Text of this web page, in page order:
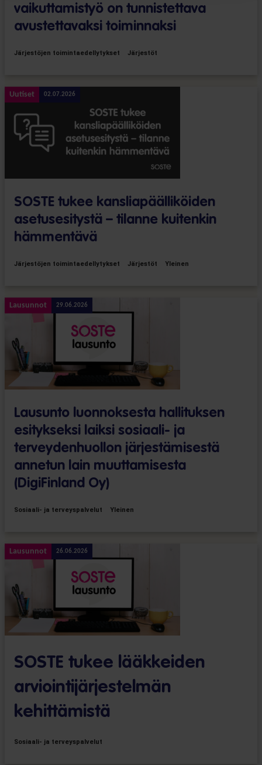
vaikuttamistyö on tunnistettava
avustettavaksi toiminnaksi
Järjestöjen toimintaedellytykset Järjestöt
Uutiset 02.07.2026
SOSTE tukee kansliapäälliköiden
asetusesitystä – tilanne kuitenkin
hämmentävä
Järjestöjen toimintaedellytykset Järjestöt Yleinen
Lausunnot 29.06.2026
Lausunto luonnoksesta hallituksen
esitykseksi laiksi sosiaali- ja
terveydenhuollon järjestämisestä
annetun lain muuttamisesta
(DigiFinland Oy)
Sosiaali- ja terveyspalvelut Yleinen
Lausunnot 26.06.2026
SOSTE tukee lääkkeiden
arviointijärjestelmän
kehittämistä
Sosiaali- ja terveyspalvelut